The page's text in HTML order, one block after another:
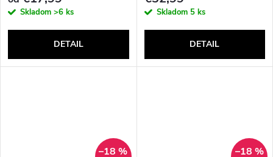
Skladom >6 ks
DETAIL
Skladom 5 ks
DETAIL
–18 % –18 %